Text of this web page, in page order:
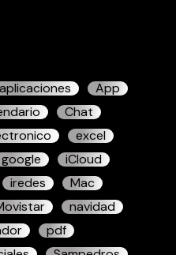
aplicaciones
App
Chat
excel
google
iCloud
iredes
Mac
navidad
pdf